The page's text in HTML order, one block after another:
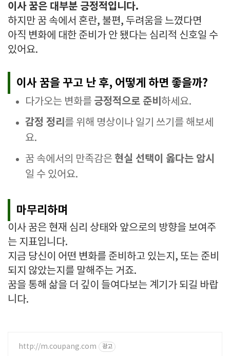
이사 꿈은 대부분 긍정적입니다.
하지만 꿈 속에서 혼란, 불편, 두려움을 느꼈다면
아직 변화에 대한 준비가 안 됐다는 심리적 신호일 수
있어요.
이사 꿈을 꾸고 난 후, 어떻게 하면 좋을까?
다가오는 변화를 긍정적으로 준비 하세요.
감정 정리 를 위해 명상이나 일기 쓰기를 해보세
요.
꿈 속에서의 만족감은 현실 선택이 옳다는 암시
일 수 있어요.
마무리하며
이사 꿈은 현재 심리 상태와 앞으로의 방향을 보여주
는 지표입니다.
지금 당신이 어떤 변화를 준비하고 있는지, 또는 준비
되지 않았는지를 말해주는 거죠.
꿈을 통해 삶을 더 깊이 들여다보는 계기가 되길 바랍
니다.
http://m.coupang.com 광고